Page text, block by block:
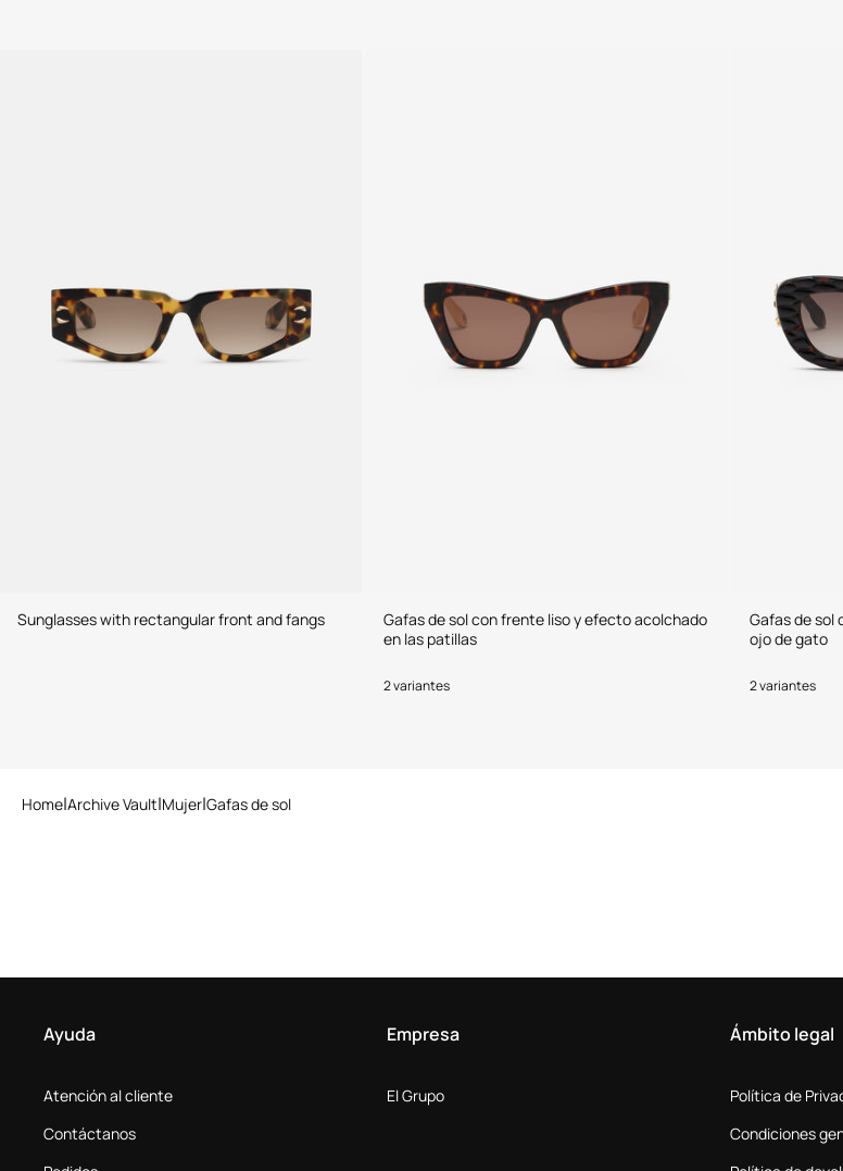
Sunglasses with rectangular front and fangs
Gafas de sol con frente liso y efecto acolchado
en las patillas
2 variantes
Gafas de sol
ojo de gato
2 variantes
Home Archive Vault Mujer Gafas de sol
Ayuda
Atención al cliente
Contáctanos
Empresa
El Grupo
Ámbito legal
Política de
Condiciones